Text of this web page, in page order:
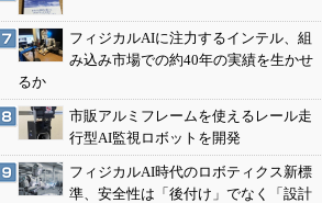
フィジカルAIに注力するインテル、組
み込み市場での約40年の実績を生かせ
るか
市販アルミフレームを使えるレール走
行型AI監視ロボットを開発
フィジカルAI時代のロボティクス新標
準、安全性は「後付け」でなく「設計